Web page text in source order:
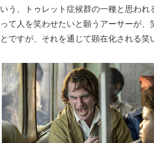
いう、トゥレット症候群の一種と思わ
って人を笑わせたいと願うアーサーが
とですが、それを通じて顕在化される笑